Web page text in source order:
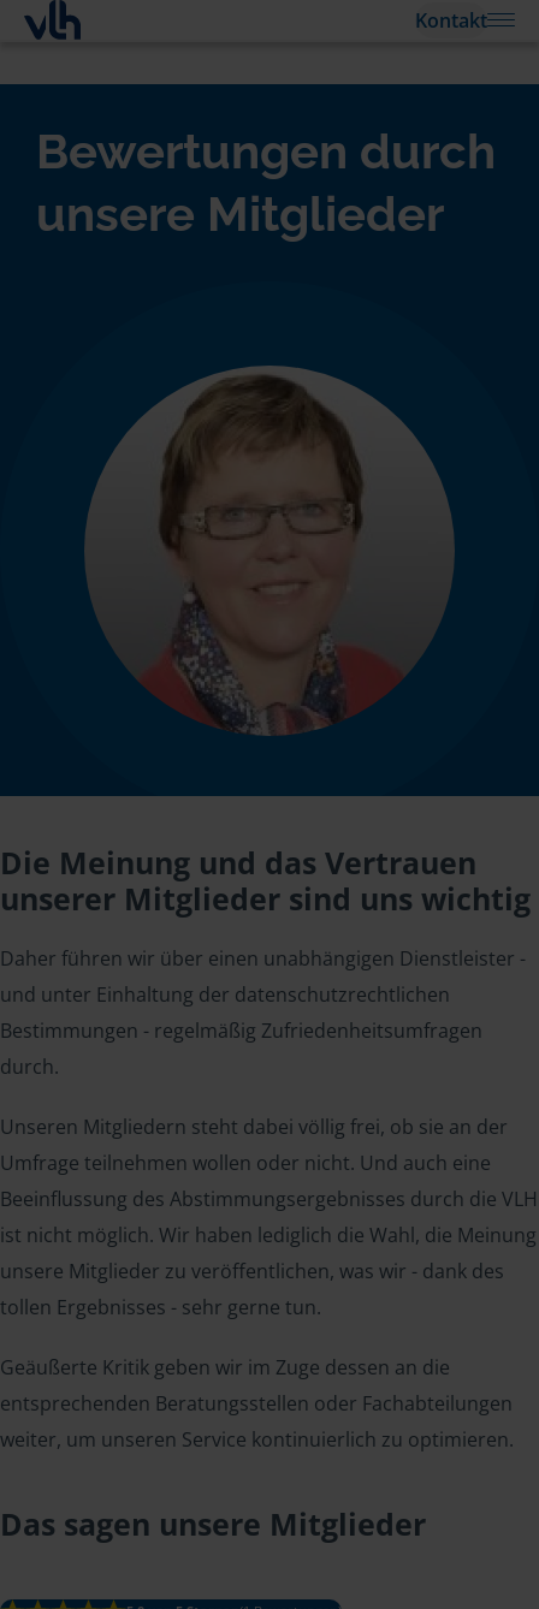
Kontakt
Bewertungen durch
unsere Mitglieder
Die Meinung und das Vertrauen
unserer Mitglieder sind uns wichtig
Daher führen wir über einen unabhängigen Dienstleister -
und unter Einhaltung der datenschutzrechtlichen
Bestimmungen - regelmäßig Zufriedenheitsumfragen
durch.
Unseren Mitgliedern steht dabei völlig frei, ob sie an der
Umfrage teilnehmen wollen oder nicht. Und auch eine
Beeinflussung des Abstimmungsergebnisses durch die VLH
ist nicht möglich. Wir haben lediglich die Wahl, die Meinung
unsere Mitglieder zu veröffentlichen, was wir - dank des
tollen Ergebnisses - sehr gerne tun.
Geäußerte Kritik geben wir im Zuge dessen an die
entsprechenden Beratungsstellen oder Fachabteilungen
weiter, um unseren Service kontinuierlich zu optimieren.
Das sagen unsere Mitglieder